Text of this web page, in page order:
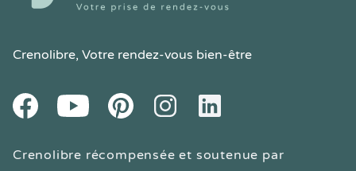
Crenolibre, Votre rendez-vous bien-être
FacebookYoutube PinteresetInstagramLinkedIn
Crenolibre récompensée et soutenue par